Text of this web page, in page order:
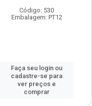
Código: 530
Embalagem: PT12
Faça seu login ou
cadastre-se para
ver preços e
comprar